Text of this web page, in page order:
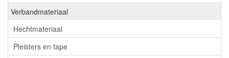
Verbandmateriaal
Hechtmateriaal
Pleisters en tape